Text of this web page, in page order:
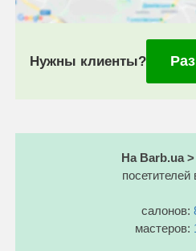
Нужны клиенты?
На Barb.ua >
посетителей
салонов:
мастеров: